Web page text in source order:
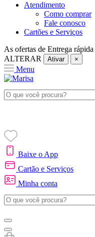
Atendimento
Como comprar
Fale conosco
Cartões e Serviços
As ofertas de Entrega rápida
ALTERAR
Ativar ×
Menu
Baixe o App
Cartão e Serviços
Minha conta